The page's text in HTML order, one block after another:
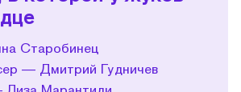
Старобинец
— Дмитрий Гудничев
Марантиди